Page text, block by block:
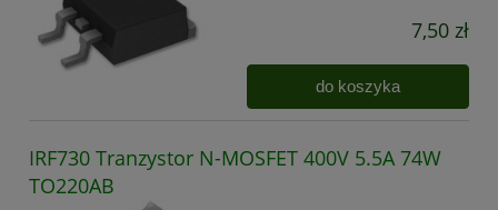
7,50 zł
do koszyka
IRF730 Tranzystor N-MOSFET 400V 5.5A 74W
TO220AB